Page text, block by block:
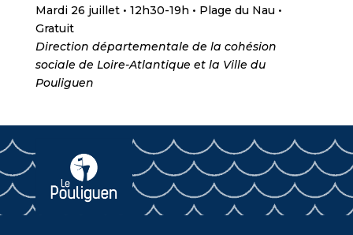
Mardi 26 juillet • 12h30-19h • Plage du Nau •
Gratuit
Direction départementale de la cohésion
sociale de Loire-Atlantique et la Ville du
Pouliguen